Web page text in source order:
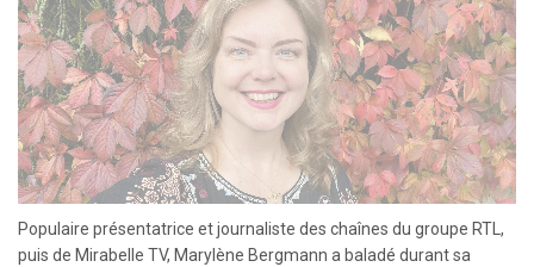
Populaire présentatrice et journaliste des chaînes du groupe RTL,
puis de Mirabelle TV, Marylène Bergmann a baladé durant sa